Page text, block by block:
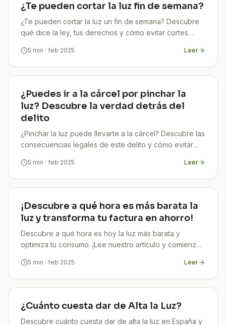
¿Te pueden cortar la luz fin de semana?
¿Te pueden cortar la luz un fin de semana? Descubre
qué dice la ley, tus derechos y cómo evitar cortes
5 min · feb 2025 Leer
¿Puedes ir a la cárcel por pinchar la
luz? Descubre la verdad detrás del
delito
¿Pinchar la luz puede llevarte a la cárcel? Descubre las
consecuencias legales de este delito y cómo evitar
5 min · feb 2025 Leer
¡Descubre a qué hora es más barata la
luz y transforma tu factura en ahorro!
Descubre a qué hora es hoy la luz más barata y
optimiza tu consumo. ¡Lee nuestro artículo y comienza
5 min · feb 2025 Leer
¿Cuánto cuesta dar de Alta la Luz?
Descubre cuánto cuesta dar de alta la luz en España y